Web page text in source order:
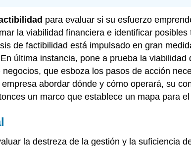
para evaluar si su esfuerzo
la viabilidad financiera e identificar
de factibilidad está impulsado en gran
última instancia, pone a prueba la
que esboza los pasos de acción
abordar dónde y cómo operará, su
un marco que establece un mapa para
la destreza de la gestión y la suficiencia